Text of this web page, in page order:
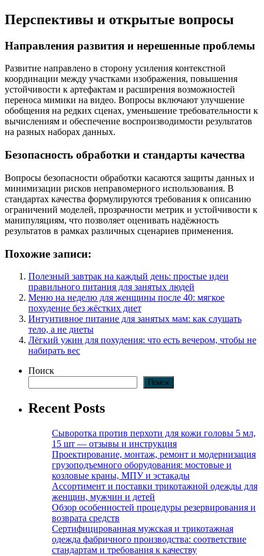
Перспективы и открытые вопросы
Направления развития и нерешенные проблемы
Развитие направлено в сторону усиления контекстной
координации между участками изображения, повышения
устойчивости к артефактам и расширения возможностей
переноса мимики на видео. Вопросы включают улучшение
обобщения на редких сценах, уменьшение требовательности к
вычислениям и обеспечение воспроизводимости результатов
на разных наборах данных.
Безопасность обработки и стандарты качества
Вопросы безопасности обработки касаются защиты данных и
минимизации рисков неправомерного использования. В
стандартах качества формулируются требования к описанию
ограничений моделей, прозрачности метрик и устойчивости к
манипуляциям, что позволяет оценивать надёжность
результатов в рамках различных сценариев применения.
Похожие записи:
Полезный завтрак на каждый день: простые идеи
правильного питания для занятых людей
Меню на неделю для женщины после 40: мягкое
похудение без жёстких диет
Интуитивное питание для занятых мам: как слушать
тело, а не диеты
Лёгкий ужин для похудения: что есть вечером, чтобы не
набирать вес
Поиск
Поиск
Recent Posts
Сыворотка против перхоти для кожи головы 5 мл,
15 шт — отзывы и инструкция
Проектирование, монтаж, ремонт и модернизация
грузоподъемного оборудования: мостовые и
козловые краны, МПУ и эстакады
Ассортимент и поставки трикотажной одежды для
женщин, мужчин и детей
Обзор особенностей процедуры резервирования и
возврата средств
Сертифицированная мужская и трикотажная
одежда фабричного производства: соответствие
стандартам и требования к качеству